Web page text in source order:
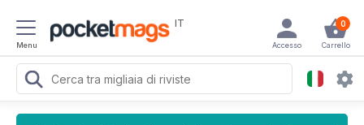
Menu
IT 0
Carrello
Accesso